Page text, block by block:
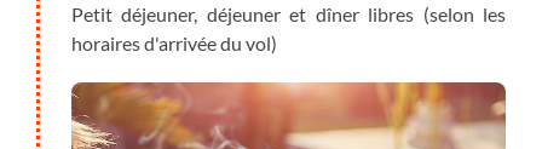
Petit déjeuner, déjeuner et dîner libres (selon les
horaires d'arrivée du vol)